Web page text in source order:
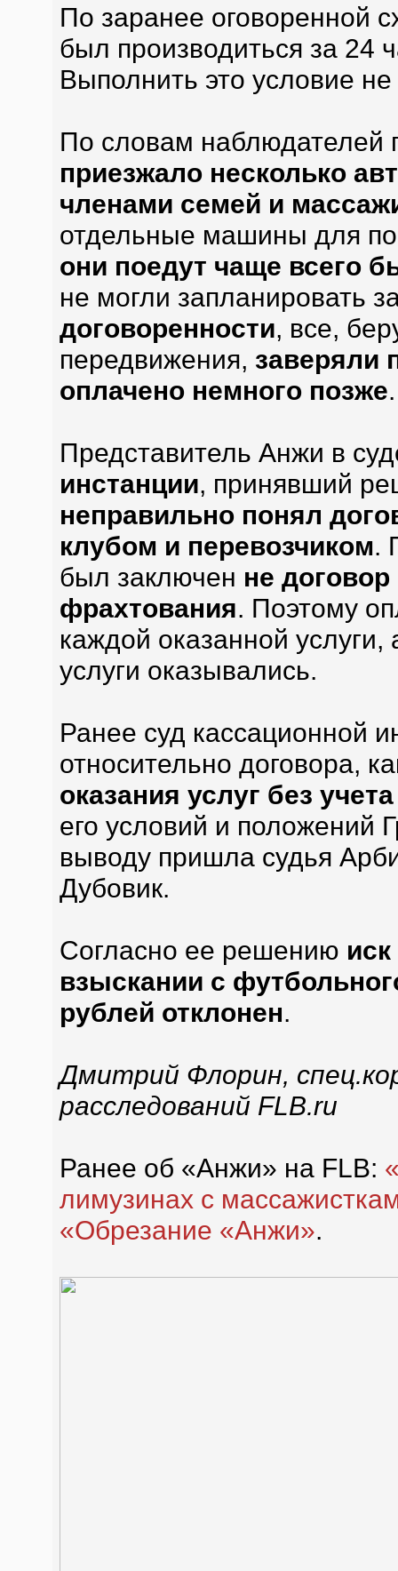
По заранее оговоренной
был производиться за 24
Выполнить это условие
По словам наблюдателей
приезжало несколько
членами семей и
отдельные машины для
они поедут чаще всего
не могли запланировать
договоренности, все,
передвижения, заверяли
оплачено немного позже.
Представитель Анжи в
инстанции, принявший
неправильно понял
клубом и перевозчиком.
был заключен не
фрахтования. Поэтому
каждой оказанной
услуги оказывались.
Ранее суд кассационной
относительно договора,
оказания услуг без
его условий и положений
выводу пришла судья
Дубовик.
Согласно ее решению
взыскании с
рублей отклонен.
Дмитрий Флорин,
расследований FLB.ru
Ранее об «Анжи» на FLB:
лимузинах с
«Обрезание «Анжи».